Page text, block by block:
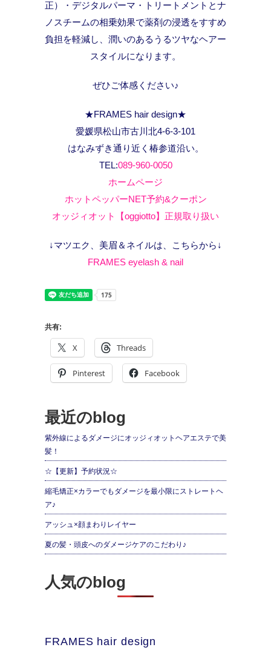
正）・デジタルパーマ・トリートメントとナ
ノスチームの相乗効果で薬剤の浸透をすすめ
負担を軽減し、潤いのあるうるツヤなヘアー
スタイルになります。
ぜひご体感ください♪
★FRAMES hair design★
愛媛県松山市古川北4-6-3-101
はなみずき通り近く椿参道沿い。
TEL:089-960-0050
ホームページ
ホットペッパーNET予約&クーポン
オッジィオット【oggiotto】正規取り扱い
↓マツエク、美眉＆ネイルは、こちらから↓
FRAMES eyelash & nail
共有:
X Threads
Pinterest Facebook
最近のblog
紫外線によるダメージにオッジィオットヘアエステで美
髪！
☆【更新】予約状況☆
縮毛矯正×カラーでもダメージを最小限にストレートヘ
ア♪
アッシュ×顔まわりレイヤー
夏の髪・頭皮へのダメージケアのこだわり♪
人気のblog
FRAMES hair design